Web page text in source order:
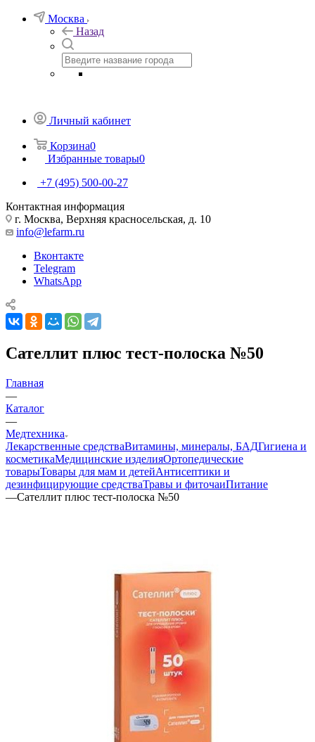
Москва
Назад
Личный кабинет
Корзина0
Избранные товары0
+7 (495) 500-00-27
Контактная информация
г. Москва, Верхняя красносельская, д. 10
info@lefarm.ru
Вконтакте
Telegram
WhatsApp
Сателлит плюс тест-полоска №50
Главная
—
Каталог
—
Медтехника
Лекарственные средстваВитамины, минералы, БАДГигиена и
косметикаМедицинские изделияОртопедические
товарыТовары для мам и детейАнтисептики и
дезинфицирующие средстваТравы и фиточаиПитание
—Сателлит плюс тест-полоска №50